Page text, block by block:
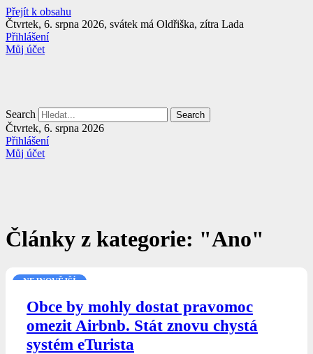
Přejít k obsahu
Čtvrtek, 6. srpna 2026, svátek má Oldřiška, zítra Lada
Přihlášení
Můj účet
Search Search
Čtvrtek, 6. srpna 2026
Přihlášení
Můj účet
Články z kategorie: "Ano"
NEJNOVĚJŠÍ
Obce by mohly dostat pravomoc
omezit Airbnb. Stát znovu chystá
systém eTurista